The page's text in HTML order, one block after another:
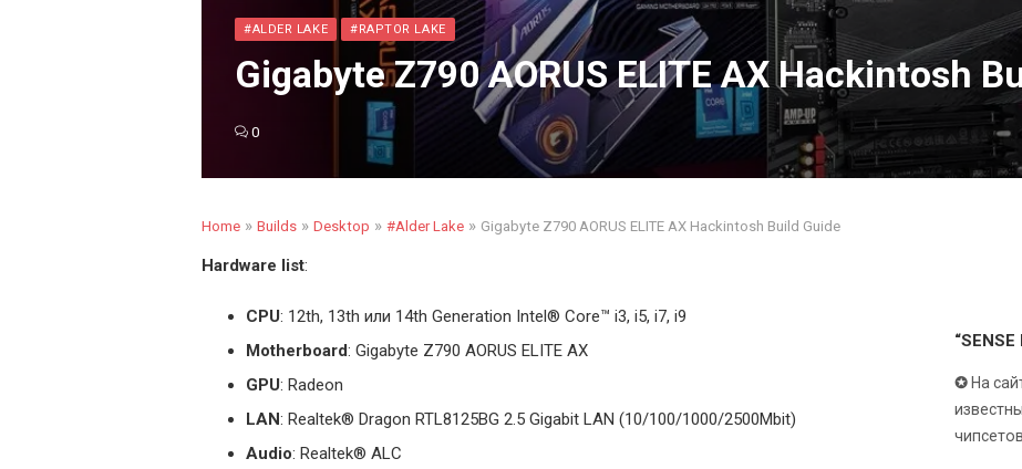
#ALDER LAKE #RAPTOR LAKE
Gigabyte Z790 AORUS ELITE AX Hackintosh
0
Home » Builds » Desktop » #Alder Lake » Gigabyte Z790 AORUS ELITE AX Hackintosh Build Guide
Hardware list:
CPU: 12th, 13th или 14th Generation Intel® Core™ i3, i5, i7, i9
Motherboard: Gigabyte Z790 AORUS ELITE AX
GPU: Radeon
LAN: Realtek® Dragon RTL8125BG 2.5 Gigabit LAN (10/100/1000/2500Mbit)
Audio: Realtek® ALC
“SENSE
✪ На
чипсетов.